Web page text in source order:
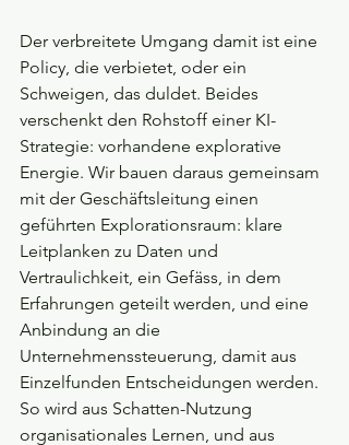
Der verbreitete Umgang damit ist eine
Policy, die verbietet, oder ein
Schweigen, das duldet. Beides
verschenkt den Rohstoff einer KI-
Strategie: vorhandene explorative
Energie. Wir bauen daraus gemeinsam
mit der Geschäftsleitung einen
geführten Explorationsraum: klare
Leitplanken zu Daten und
Vertraulichkeit, ein Gefäss, in dem
Erfahrungen geteilt werden, und eine
Anbindung an die
Unternehmenssteuerung, damit aus
Einzelfunden Entscheidungen werden.
So wird aus Schatten-Nutzung
organisationales Lernen, und aus